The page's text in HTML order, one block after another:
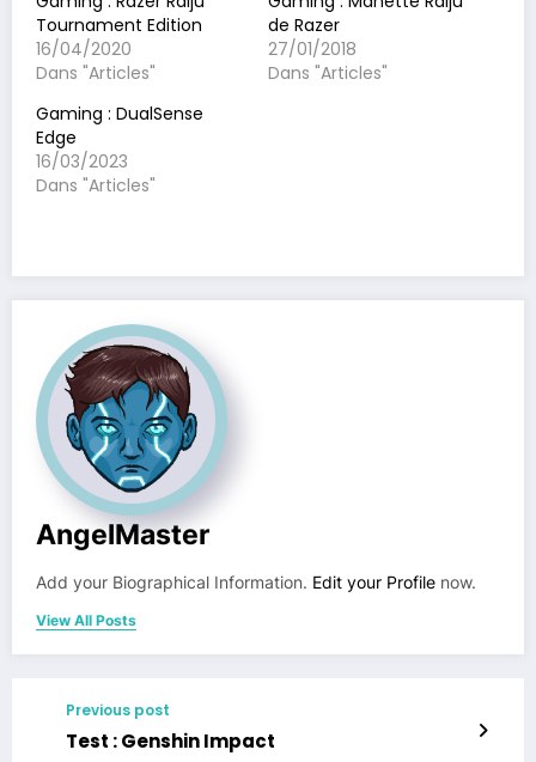
Tournament Edition
16/04/2020
Dans "Articles"
de Razer
27/01/2018
Dans "Articles"
Gaming : DualSense
Edge
16/03/2023
Dans "Articles"
AngelMaster
Add your Biographical Information. Edit your Profile now.
View All Posts
Previous post
Test : Genshin Impact